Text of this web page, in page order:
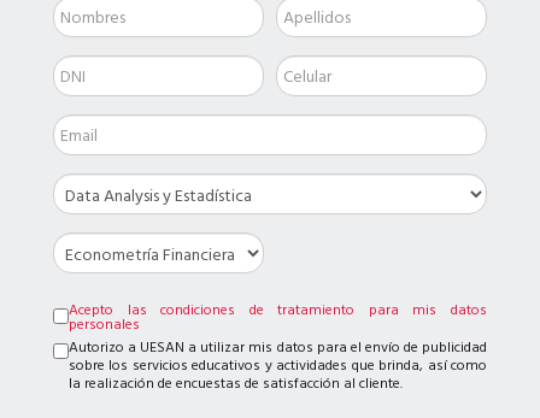
Acepto las condiciones de tratamiento para mis datos
personales
Autorizo a UESAN a utilizar mis datos para el envío de publicidad
sobre los servicios educativos y actividades que brinda, así como
la realización de encuestas de satisfacción al cliente.